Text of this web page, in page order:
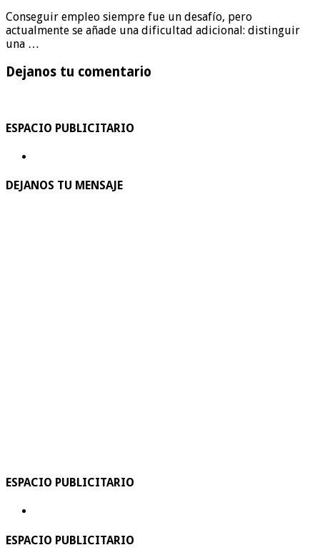
Conseguir empleo siempre fue un desafío, pero
actualmente se añade una dificultad adicional: distinguir
una …
Dejanos tu comentario
ESPACIO PUBLICITARIO
DEJANOS TU MENSAJE
ESPACIO PUBLICITARIO
ESPACIO PUBLICITARIO